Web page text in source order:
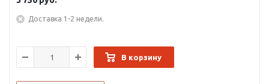
Доставка 1-2 недели.
В корзину